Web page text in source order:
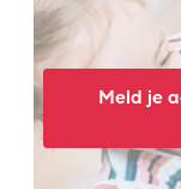
Meld je